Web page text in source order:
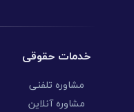
خدمات حقوقی
مشاوره تلفنی
مشاوره آنلاین